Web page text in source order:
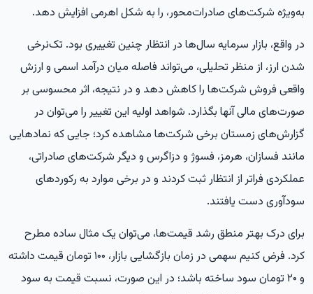
به‌ویژه شرکت‌های صادرات‌محور، را به شکل اهرمی افزایش دهد.
در واقع، بازار سرمایه سال‌ها در انتظار چنین تغییری بود. تک‌نرخی
شدن ارز، از منظر تحلیلی، می‌تواند فاصله میان درآمد اسمی و ارزش
واقعی فروش شرکت‌ها را کاهش دهد و در نتیجه، اثر محسوسی بر
صورت‌های مالی آنها بگذارد. شواهد اولیه این تغییر را می‌توان در
گزارش‌های زمستان برخی شرکت‌ها مشاهده کرد؛ جایی که نمادهایی
مانند فسازان، هرمز، فسوژ و دزاگرس و دیگر شرکت‌های صادراتی،
عملکردی فراتر از انتظار ثبت کردند و در برخی موارد به رکوردهای
سودآوری دست یافتند.
برای درک بهتر منطق رشد قیمت‌ها، می‌توان یک مثال ساده مطرح
کرد. فرض کنیم سهمی در زمان بازگشایی بازار، ۱۰۰ تومان قیمت داشته
و ۲۰ تومان سود ساخته باشد؛ در این صورت، نسبت قیمت به سود